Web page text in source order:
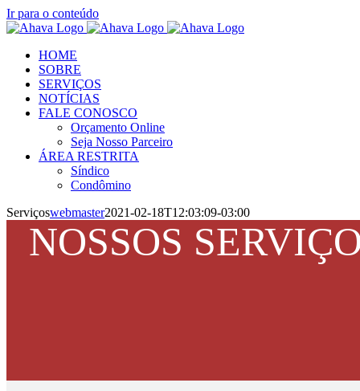
Ir para o conteúdo
HOME
SOBRE
SERVIÇOS
NOTÍCIAS
FALE CONOSCO
Orçamento Online
Seja Nosso Parceiro
ÁREA RESTRITA
Síndico
Condômino
Serviçoswebmaster2021-02-18T12:03:09-03:00
NOSSOS